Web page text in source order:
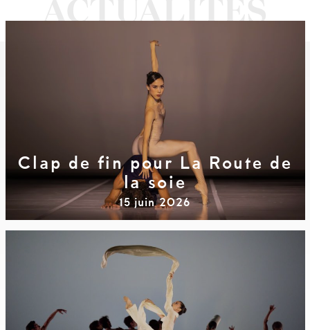
Clap de fin pour La Route de
la soie
15 juin 2026